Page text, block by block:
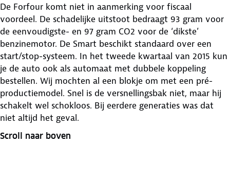
De Forfour komt niet in aanmerking voor fiscaal
voordeel. De schadelijke uitstoot bedraagt 93 gram voor
de eenvoudigste- en 97 gram CO2 voor de ‘dikste’
benzinemotor. De Smart beschikt standaard over een
start/stop-systeem. In het tweede kwartaal van 2015 kun
je de auto ook als automaat met dubbele koppeling
bestellen. Wij mochten al een blokje om met een pré-
productiemodel. Snel is de versnellingsbak niet, maar hij
schakelt wel schokloos. Bij eerdere generaties was dat
niet altijd het geval.
Scroll naar boven